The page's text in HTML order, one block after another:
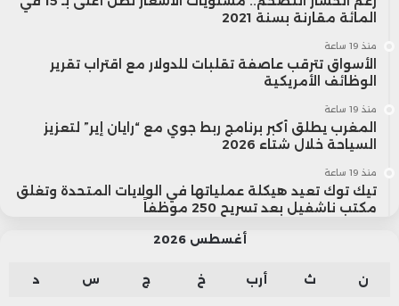
المائة مقارنة بسنة 2021
منذ 19 ساعة
الأسواق تترقب عاصفة تقلبات للدولار مع اقتراب تقرير
الوظائف الأمريكية
منذ 19 ساعة
المغرب يطلق أكبر برنامج ربط جوي مع “رايان إير” لتعزيز
السياحة خلال شتاء 2026
منذ 19 ساعة
تيك توك تعيد هيكلة عملياتها في الولايات المتحدة وتغلق
مكتب ناشفيل بعد تسريح 250 موظفاً
أغسطس 2026
ن ث أرب خ ج س د